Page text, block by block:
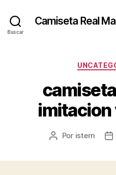
Buscar
Camiseta Real
imitacion
Autor
Por istern